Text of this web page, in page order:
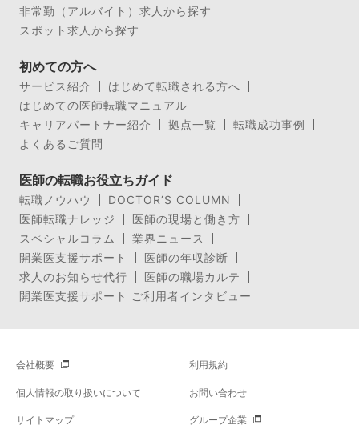
非常勤（アルバイト）求人から探す
スポット求人から探す
初めての方へ
サービス紹介
はじめて転職される方へ
はじめての医師転職マニュアル
キャリアパートナー紹介
拠点一覧
転職成功事例
よくあるご質問
医師の転職お役立ちガイド
転職ノウハウ
DOCTOR’S COLUMN
医師転職ナレッジ
医師の現場と働き方
スペシャルコラム
業界ニュース
開業医支援サポート
医師の年収診断
求人のお知らせ代行
医師の職場カルテ
開業医支援サポート ご利用者インタビュー
会社概要 利用規約
個人情報の取り扱いについて お問い合わせ
サイトマップ グループ企業